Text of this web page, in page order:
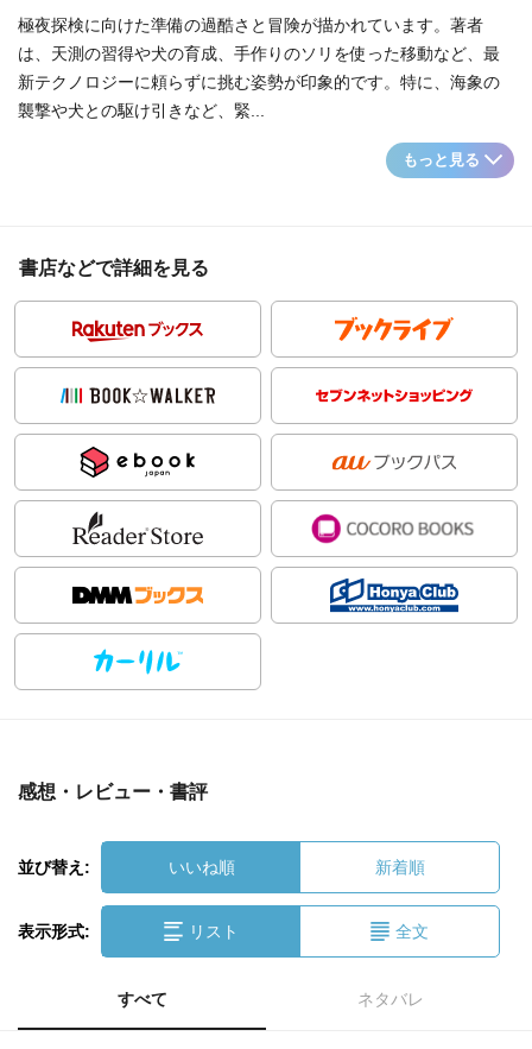
極夜探検に向けた準備の過酷さと冒険が描かれています。著者
は、天測の習得や犬の育成、手作りのソリを使った移動など、最
新テクノロジーに頼らずに挑む姿勢が印象的です。特に、海象の
襲撃や犬との駆け引きなど、緊...
もっと見る
書店などで詳細を見る
感想・レビュー・書評
並び替え: いいね順 新着順
表示形式: リスト 全文
すべて ネタバレ